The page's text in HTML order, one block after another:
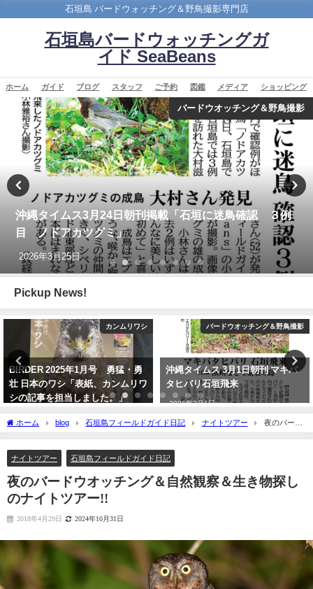
石垣島 バードウォッチング＆野鳥撮影専門店
石垣島バードウォッチングガ
イド SeaBeans
ホーム ガイド ブログ スタッフ ご予約 図鑑 メディア ショッピング
バードウオッチング＆野鳥撮影
今年最初の迷鳥観察記録！！ナンヨウショウビン
Collared Kingfisher
2022年4月7日
Pickup News!
バードウオッチング＆野鳥撮影
沖縄タイムス 3月1日朝刊 マキバ
タヒバリ石垣飛来
2026年3月1日
バードウオッチング＆野鳥撮影
今年最初の迷鳥観察記録！！ナン
ヨウショウビン Collared
Kingfisher
ホーム blog 石垣島フィールドガイド日記 ナイトツアー
夜のバード
ウオッチング＆自然観察＆生き物探しのナイトツアー!!
ナイトツアー 石垣島フィールドガイド日記
夜のバードウオッチング＆自然観察＆生き物探し
のナイトツアー!!
2018年4月29日 2024年10月31日